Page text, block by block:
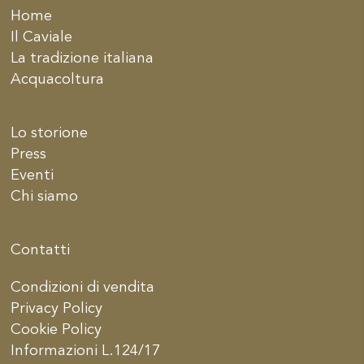
Home
Il Caviale
La tradizione italiana
Acquacoltura
Lo storione
Press
Eventi
Chi siamo
Contatti
Condizioni di vendita
Privacy Policy
Cookie Policy
Informazioni L.124/17